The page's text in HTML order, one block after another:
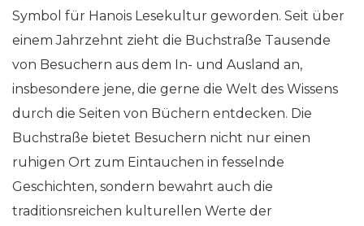
Symbol für Hanois Lesekultur geworden. Seit über
einem Jahrzehnt zieht die Buchstraße Tausende
von Besuchern aus dem In- und Ausland an,
insbesondere jene, die gerne die Welt des Wissens
durch die Seiten von Büchern entdecken. Die
Buchstraße bietet Besuchern nicht nur einen
ruhigen Ort zum Eintauchen in fesselnde
Geschichten, sondern bewahrt auch die
traditionsreichen kulturellen Werte der